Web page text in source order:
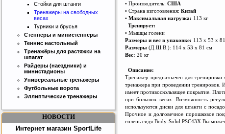
• Производитель: США
• Страна изготовления: Китай
• Максимальная нагрузка: 113 кг
Тренирует:
• Мышцы голени
Размеры и вес в упаковке: 113 х 53 х
Размеры (Д.Ш.В.): 114 х 53 х 81 см
Вес: 20 кг
Описание:
Тренажер предназначен для тренировки
тренажера при проведении тренировок.
имеет противоскользящее покрытие.
при больших весах. Возможность
используются диски для штанги с
Прочное и долговечное порошковое
голень сидя Body-Solid PSC43X Вы
Стойки для штанги
Тренажеры на свободных
весах
Турники и брусья
Степперы и министепперы
Теннис настольный
Тренажёры для растяжки на
шпагат
Райдеры (наездники) и
министадионы
Универсальные тренажеры
Футбольные ворота
Эллиптические тренажеры
НОВОСТИ
Интернет магазин SportLife